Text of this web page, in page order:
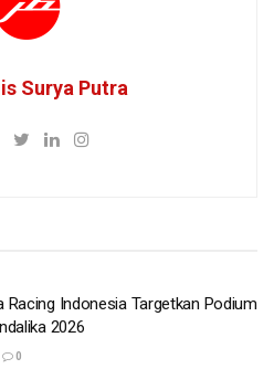
Surya Putra
Racing Indonesia Targetkan Podium
2026
0